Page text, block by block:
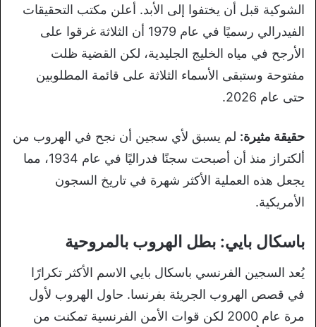
الشوكية قبل أن يختفوا إلى الأبد. أعلن مكتب التحقيقات
الفيدرالي رسميًا في عام 1979 أن الثلاثة غرقوا على
الأرجح في مياه الخليج الجليدية، لكن القضية ظلت
مفتوحة وستبقى الأسماء الثلاثة على قائمة المطلوبين
حتى عام 2026.
حقيقة مثيرة: لم يسبق لأي سجين أن نجح في الهروب من
ألكتراز منذ أن أصبحت سجنًا فدراليًا في عام 1934، مما
يجعل هذه العملية الأكثر شهرة في تاريخ السجون
الأمريكية.
باسكال بايي: بطل الهروب بالمروحية
يُعد السجين الفرنسي باسكال بايي الاسم الأكثر تكرارًا
في قصص الهروب الجريئة بفرنسا. حاول الهروب لأول
مرة عام 2000 لكن قوات الأمن الفرنسية تمكنت من